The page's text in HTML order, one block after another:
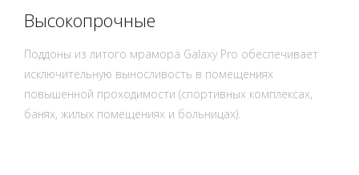
Высокопрочные
Поддоны из литого мрамора Galaxy Pro обеспечивает
исключительную выносливость в помещениях
повышенной проходимости (спортивных комплексах,
банях, жилых помещениях и больницах).